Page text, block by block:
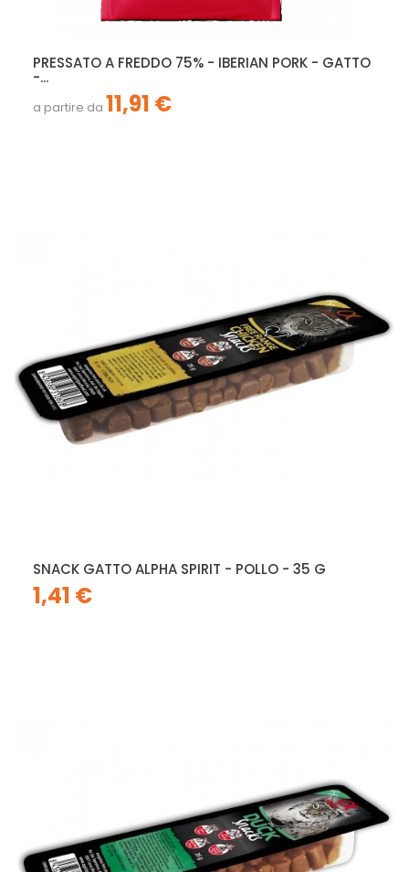
PRESSATO A FREDDO 75% - IBERIAN PORK - GATTO
-...
a partire da 11,91 €
SNACK GATTO ALPHA SPIRIT - POLLO - 35 G
1,41 €